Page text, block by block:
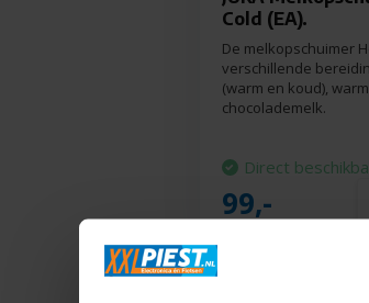
Cold (EA).
De melkopschuimer
verschillende
(warm en koud),
chocolademelk.
Direct
99,-